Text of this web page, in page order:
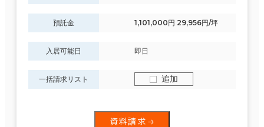
預託金 1,101,000円 29,956円/坪
入居可能日 即日
一括請求リスト 追加
資料請求